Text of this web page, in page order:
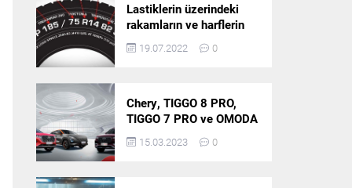
Lastiklerin üzerindeki
rakamların ve harflerin
anlamı nedir?
19.07.2022 0
Chery, TIGGO 8 PRO,
TIGGO 7 PRO ve OMODA
5’in resmi olarak
satışlarına başlıyor!
15.03.2023 0